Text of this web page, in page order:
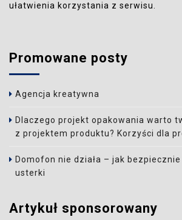
ułatwienia korzystania z serwisu.
Promowane posty
Agencja kreatywna
Dlaczego projekt opakowania warto
z projektem produktu? Korzyści dla
Domofon nie działa – jak
usterki
Artykuł sponsorowany